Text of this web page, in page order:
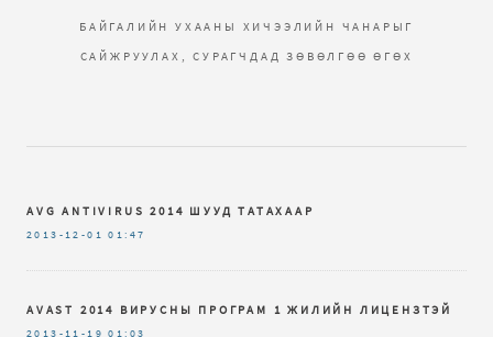
БАЙГАЛИЙН УХААНЫ ХИЧЭЭЛИЙН ЧАНАРЫГ
САЙЖРУУЛАХ, СУРАГЧДАД ЗӨВӨЛГӨӨ ӨГӨХ
AVG ANTIVIRUS 2014 ШУУД ТАТАХААР
2013-12-01 01:47
AVAST 2014 ВИРУСНЫ ПРОГРАМ 1 ЖИЛИЙН ЛИЦЕНЗТЭЙ
2013-11-19 01:03